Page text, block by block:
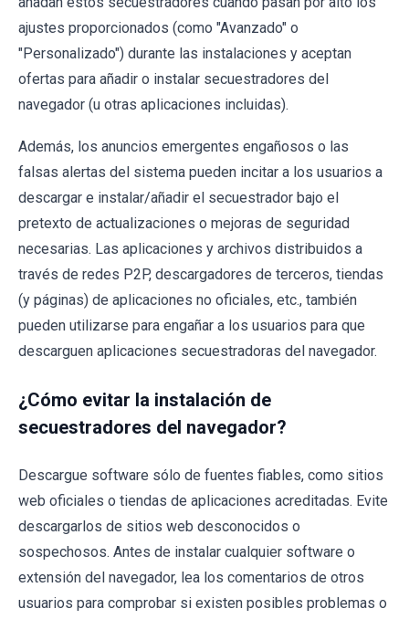
ajustes proporcionados (como "Avanzado" o
"Personalizado") durante las instalaciones y aceptan
ofertas para añadir o instalar secuestradores del
navegador (u otras aplicaciones incluidas).
Además, los anuncios emergentes engañosos o las
falsas alertas del sistema pueden incitar a los usuarios a
descargar e instalar/añadir el secuestrador bajo el
pretexto de actualizaciones o mejoras de seguridad
necesarias. Las aplicaciones y archivos distribuidos a
través de redes P2P, descargadores de terceros, tiendas
(y páginas) de aplicaciones no oficiales, etc., también
pueden utilizarse para engañar a los usuarios para que
descarguen aplicaciones secuestradoras del navegador.
¿Cómo evitar la instalación de
secuestradores del navegador?
Descargue software sólo de fuentes fiables, como sitios
web oficiales o tiendas de aplicaciones acreditadas. Evite
descargarlos de sitios web desconocidos o
sospechosos. Antes de instalar cualquier software o
extensión del navegador, lea los comentarios de otros
usuarios para comprobar si existen posibles problemas o